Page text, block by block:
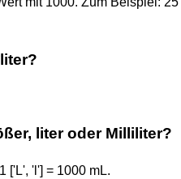
liter oder Milliliter?
['L', 'l'] = 1000 mL.